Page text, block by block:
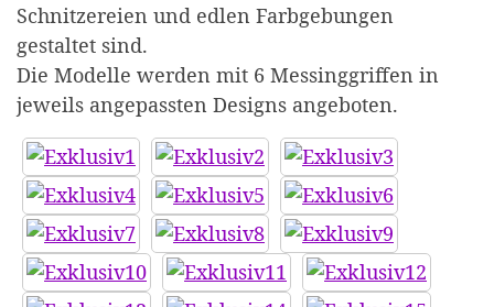
Schnitzereien und edlen Farbgebungen
gestaltet sind.
Die Modelle werden mit 6 Messinggriffen in
jeweils angepassten Designs angeboten.